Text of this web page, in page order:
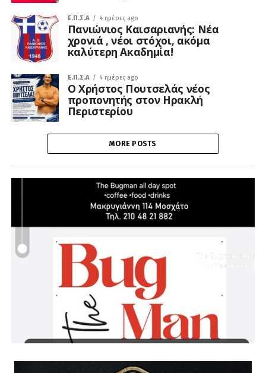
Ε.Π.Σ.Α 4 ημέρες ago
Πανιώνιος Καισαριανής: Νέα
χρονιά , νέοι στόχοι, ακόμα
καλύτερη Ακαδημία!
Ε.Π.Σ.Α 4 ημέρες ago
Ο Χρήστος Πουτσελάς νέος
προπονητής στον Ηρακλή
Περιστερίου
MORE POSTS